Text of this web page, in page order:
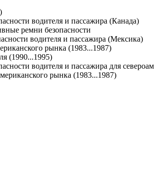
водителя и пассажира (Канада)
ремни безопасности
водителя и пассажира (Мексика)
рынка (1983...1987)
(1990...1995)
водителя и пассажира для
рынка (1983...1987)